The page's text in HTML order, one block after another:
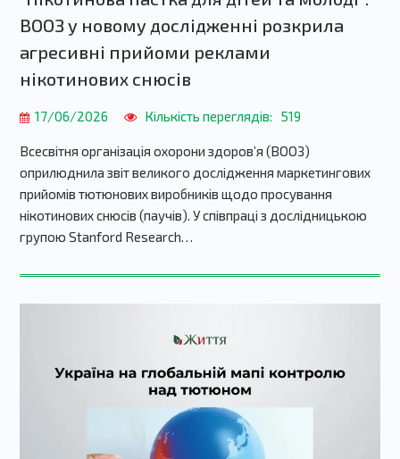
ВООЗ у новому дослідженні розкрила
агресивні прийоми реклами
нікотинових снюсів
17/06/2026 Кількість переглядів: 519
Всесвітня організація охорони здоров’я (ВООЗ)
оприлюднила звіт великого дослідження маркетингових
прийомів тютюнових виробників щодо просування
нікотинових снюсів (паучів). У співпраці з дослідницькою
групою Stanford Research…